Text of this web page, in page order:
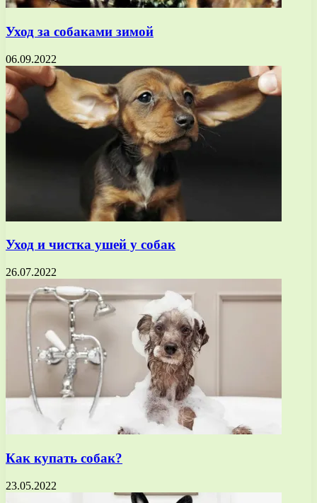
Уход за собаками зимой
06.09.2022
Уход и чистка ушей у собак
26.07.2022
Как купать собак?
23.05.2022